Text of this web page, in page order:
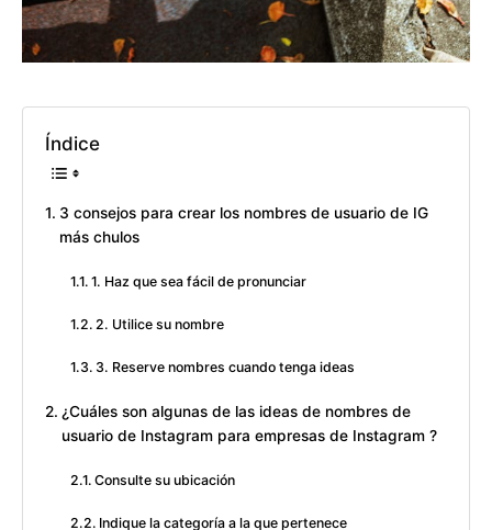
Índice
3 consejos para crear los nombres de usuario de IG
más chulos
1. Haz que sea fácil de pronunciar
2. Utilice su nombre
3. Reserve nombres cuando tenga ideas
¿Cuáles son algunas de las ideas de nombres de
usuario de Instagram para empresas de Instagram ?
Consulte su ubicación
Indique la categoría a la que pertenece